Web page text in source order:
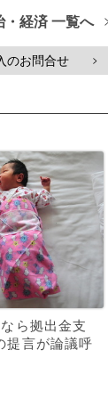
・経済 一覧へ
のお問合せ >
ら拠出金支
提言が論議呼